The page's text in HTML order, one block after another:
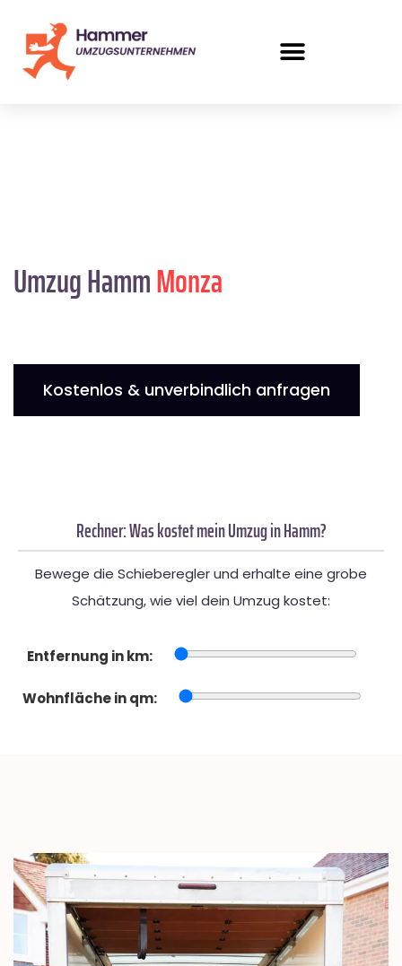
Umzug HammMonza
Kostenlos & unverbindlich anfragen
Rechner: Was kostet mein Umzug in Hamm?
Bewege die Schieberegler und erhalte eine grobe
Schätzung, wie viel dein Umzug kostet:
Entfernung in km:
Wohnfläche in qm: